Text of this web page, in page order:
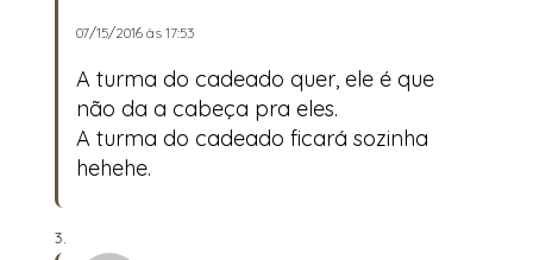
07/15/2016 às 17:53
A turma do cadeado quer, ele é que
não da a cabeça pra eles.
A turma do cadeado ficará sozinha
hehehe.